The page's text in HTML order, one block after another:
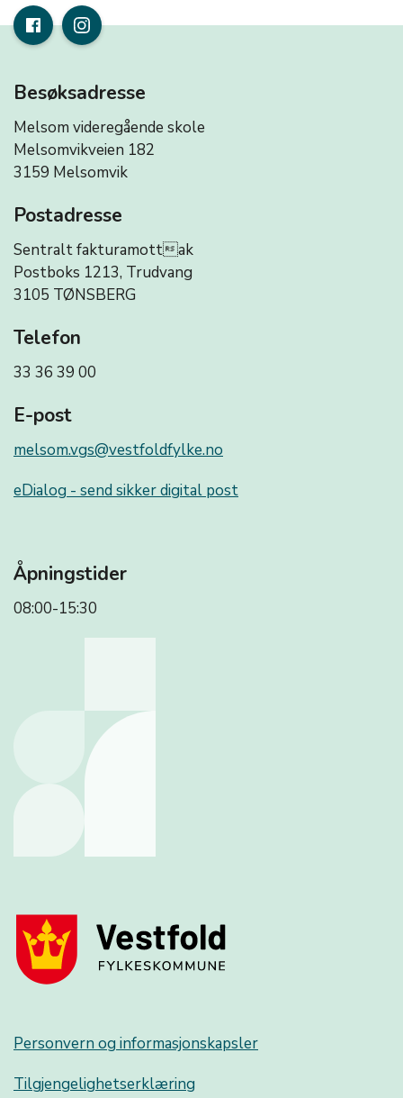
Besøksadresse
Melsom videregående skole
Melsomvikveien 182
3159 Melsomvik
Postadresse
Sentralt fakturamottak
Postboks 1213, Trudvang
3105 TØNSBERG
Telefon
33 36 39 00
E-post
melsom.vgs@vestfoldfylke.no
eDialog - send sikker digital post
Åpningstider
08:00-15:30
Personvern og informasjonskapsler
Tilgjengelighetserklæring